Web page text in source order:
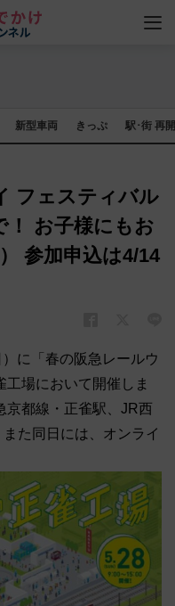
新型車両 きっぷ 駅･街 再
フェスティバル
！ お子様にもお
参加申込は4/14
に「春の阪急レールウ
工場において開催しま
京都線・正雀駅、JR西
た同日には、オンライ